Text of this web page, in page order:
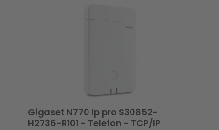
Gigaset N770 Ip pro S30852-
H2736-R101 - Telefon - TCP/IP